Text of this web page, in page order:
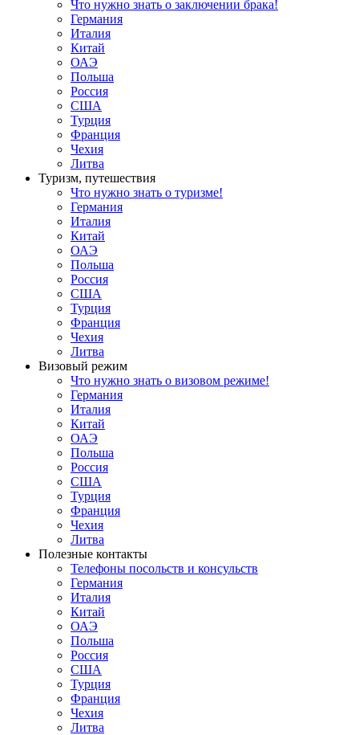
Что нужно знать о заключении брака!
Германия
Италия
Китай
ОАЭ
Польша
Россия
США
Турция
Франция
Чехия
Литва
Туризм, путешествия
Что нужно знать о туризме!
Германия
Италия
Китай
ОАЭ
Польша
Россия
США
Турция
Франция
Чехия
Литва
Визовый режим
Что нужно знать о визовом режиме!
Германия
Италия
Китай
ОАЭ
Польша
Россия
США
Турция
Франция
Чехия
Литва
Полезные контакты
Телефоны посольств и консульств
Германия
Италия
Китай
ОАЭ
Польша
Россия
США
Турция
Франция
Чехия
Литва